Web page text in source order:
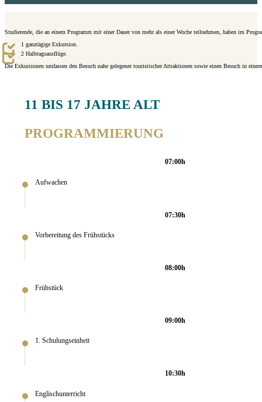
Studierende, die an einem Programm mit einer Dauer von mehr als einer Woche teilnehmen, haben im
1 ganztägige Exkursion.
2 Halbtagsausflüge.
Die Exkursionen umfassen den Besuch nahe gelegener touristischer Attraktionen sowie einen Besuch in
11 BIS 17 JAHRE ALT
PROGRAMMIERUNG
07:00h
Aufwachen
07:30h
Vorbereitung des Frühstücks
08:00h
Frühstück
09:00h
1. Schulungseinheit
10:30h
Englischunterricht